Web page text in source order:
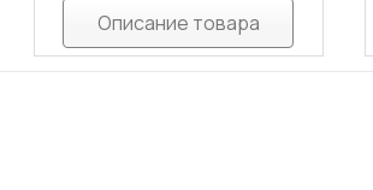
Описание товара